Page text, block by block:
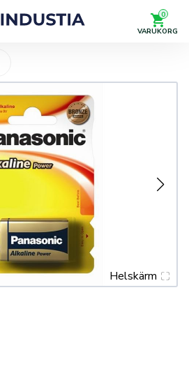
0
VARUKORG
Helskärm